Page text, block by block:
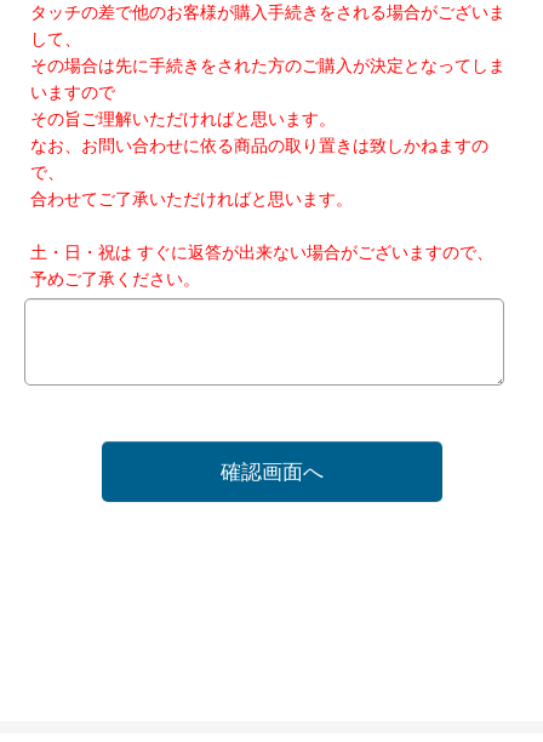
タッチの差で他のお客様が購入手続きをされる場合がございま
して、
その場合は先に手続きをされた方のご購入が決定となってしま
いますので
その旨ご理解いただければと思います。
なお、お問い合わせに依る商品の取り置きは致しかねますの
で、
合わせてご了承いただければと思います。
土・日・祝は すぐに返答が出来ない場合がございますので、
予めご了承ください。
確認画面へ